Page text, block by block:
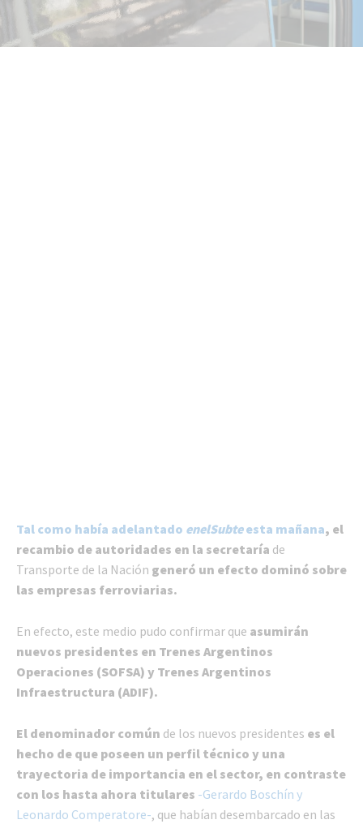
Tal como había adelantado enelSubteesta mañana, el
recambio de autoridades en la secretaría de
Transporte de la Nación generó un efecto dominó sobre
las empresas ferroviarias.
En efecto, este medio pudo confirmar que asumirán
nuevos presidentes en Trenes Argentinos
Operaciones (SOFSA) y Trenes Argentinos
Infraestructura (ADIF).
El denominador común de los nuevos presidentes es el
hecho de que poseen un perfil técnico y una
trayectoria de importancia en el sector, en contraste
con los hasta ahora titulares -Gerardo Boschín y
Leonardo Comperatore-, que habían desembarcado en las